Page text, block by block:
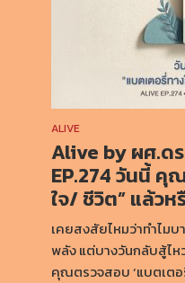
ALIVE
Alive by ผศ.ด
EP.274 วันนี้ คุ
ใจ/ ชีวิต” แล้วห
เคยสงสัยไหมว่าทำไมบ
พลัง แต่บางวันกลับสู้ไห
คุณตรวจสอบ ‘แบตเตอ